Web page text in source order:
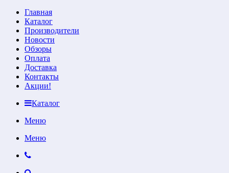
Главная
Каталог
Производители
Новости
Обзоры
Оплата
Доставка
Контакты
Акции!
Каталог
Меню
Меню